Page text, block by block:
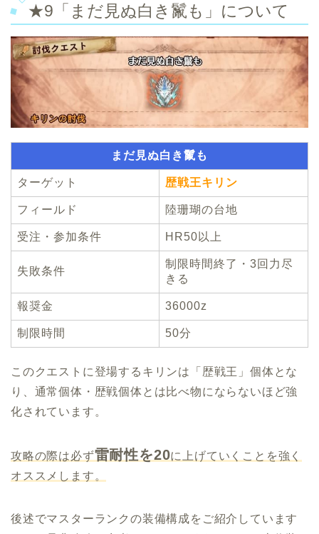
★9「まだ見ぬ白き鬣も」について
まだ見ぬ白き鬣も
ターゲット 歴戦王キリン
フィールド 陸珊瑚の台地
受注・参加条件 HR50以上
失敗条件
制限時間終了・3回力尽
きる
報奨金 36000z
制限時間 50分
このクエストに登場するキリンは「歴戦王」個体とな
り、通常個体・歴戦個体とは比べ物にならないほど強
化されています。
攻略の際は必ず雷耐性を20に上げていくことを強く
オススメします。
後述でマスターランクの装備構成をご紹介しています